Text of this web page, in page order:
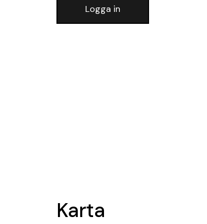
Logga in
Karta